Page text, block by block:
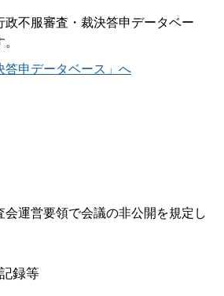
政不服審査・裁決答申データベー
答申データベース」へ
運営要領で会議の非公開を規定し
録等